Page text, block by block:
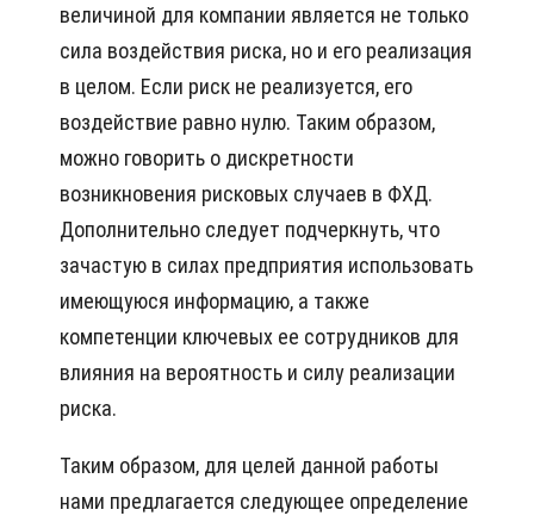
величиной для компании является не только
сила воздействия риска, но и его реализация
в целом. Если риск не реализуется, его
воздействие равно нулю. Таким образом,
можно говорить о дискретности
возникновения рисковых случаев в ФХД.
Дополнительно следует подчеркнуть, что
зачастую в силах предприятия использовать
имеющуюся информацию, а также
компетенции ключевых ее сотрудников для
влияния на вероятность и силу реализации
риска.
Таким образом, для целей данной работы
нами предлагается следующее определение